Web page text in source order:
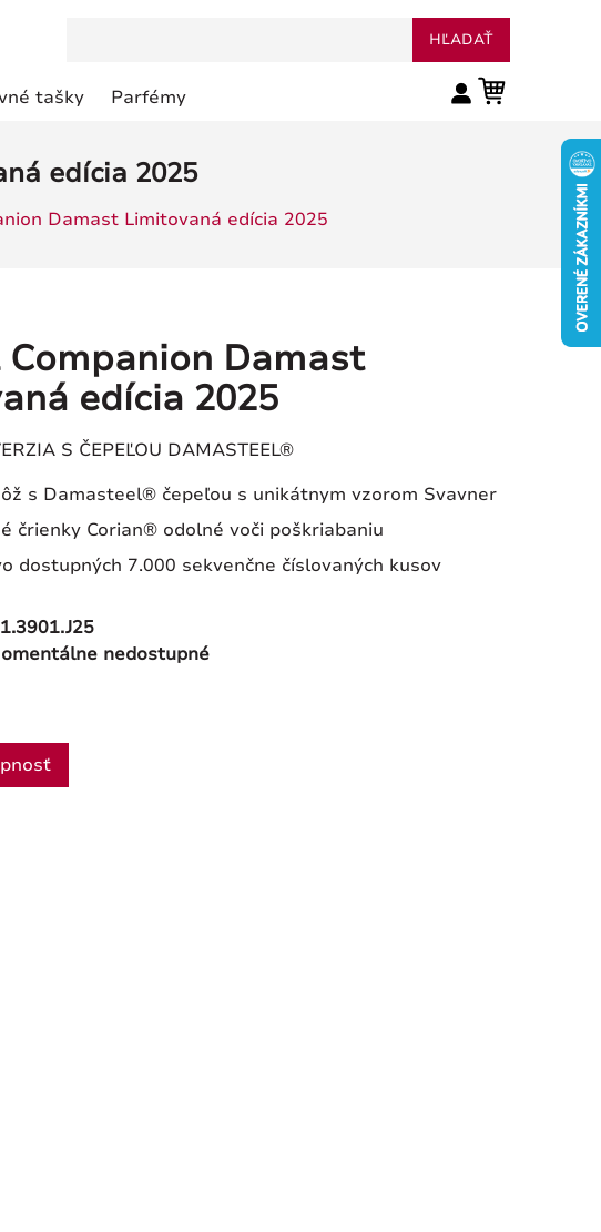
tašky Parfémy
HĽADAŤ
edícia 2025
Damast Limitovaná edícia 2025
Companion Damast
edícia 2025
S ČEPEĽOU DAMASTEEL®
s Damasteel® čepeľou s unikátnym vzorom Svavner
črienky Corian® odolné voči poškriabaniu
dostupných 7.000 sekvenčne číslovaných kusov
1.3901.J25
nedostupné